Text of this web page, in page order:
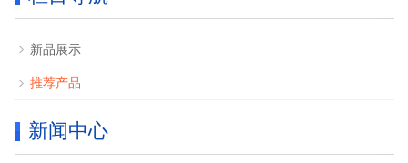
新品展示
推荐产品
新闻中心